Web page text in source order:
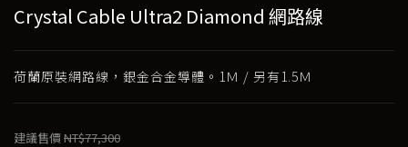
Crystal Cable Ultra2 Diamond 網路線
荷蘭原裝網路線，銀金合金導體。1Ｍ / 另有1.5Ｍ
建議售價NT$77,300